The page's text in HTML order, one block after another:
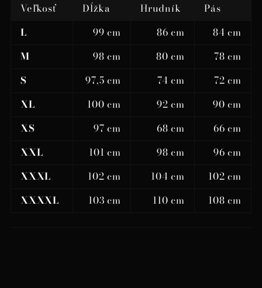
Veľkosť
Dĺžka Hrudník
Pás
L
99 cm 86 cm
84 cm
M
98 cm 80 cm
78 cm
S
97,5 cm 74 cm
72 cm
XL
100 cm 92 cm
90 cm
XS
97 cm 68 cm
66 cm
XXL
101 cm 98 cm
96 cm
XXXL
102 cm 104 cm
102 cm
XXXXL
103 cm 110 cm 108 cm